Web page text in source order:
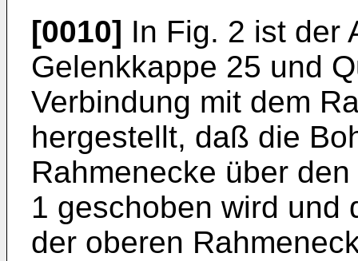
[0010] In Fig. 2 ist der
Gelenkkappe 25 und
Verbindung mit dem
hergestellt, daß die
Rahmenecke über
1 geschoben wird und
der oberen